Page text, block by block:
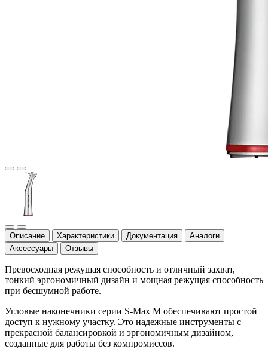
Описание Характеристики Документация
Аналоги
Аксессуары
Отзывы
Превосходная режущая способность и отличный захват,
тонкий эргономичный дизайн и мощная режущая способность
при бесшумной работе.
Угловые наконечники серии S-Max M обеспечивают простой
доступ к нужному участку. Это надежные инструменты с
прекрасной балансировкой и эргономичным дизайном,
созданные для работы без компромиссов.